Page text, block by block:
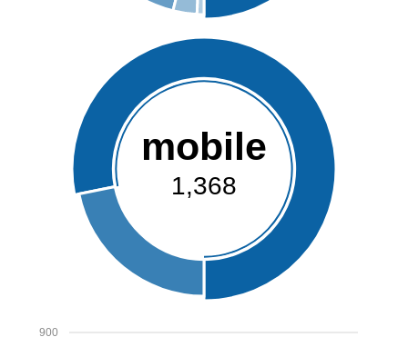
mobile
1,368
900